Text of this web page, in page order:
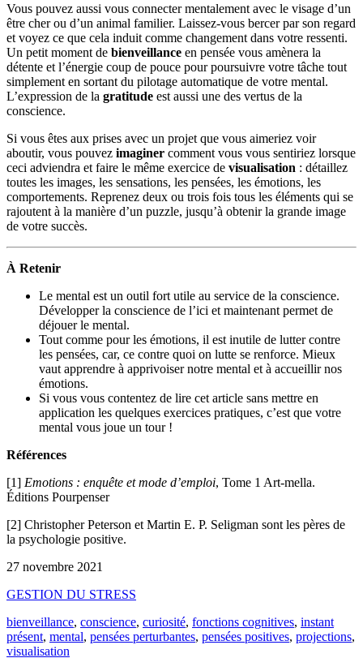
Vous pouvez aussi vous connecter mentalement avec le visage d’un
être cher ou d’un animal familier. Laissez-vous bercer par son regard
et voyez ce que cela induit comme changement dans votre ressenti.
Un petit moment de bienveillance en pensée vous amènera la
détente et l’énergie coup de pouce pour poursuivre votre tâche tout
simplement en sortant du pilotage automatique de votre mental.
L’expression de la gratitude est aussi une des vertus de la
conscience.
Si vous êtes aux prises avec un projet que vous aimeriez voir
aboutir, vous pouvez imaginer comment vous vous sentiriez lorsque
ceci adviendra et faire le même exercice de visualisation : détaillez
toutes les images, les sensations, les pensées, les émotions, les
comportements. Reprenez deux ou trois fois tous les éléments qui se
rajoutent à la manière d’un puzzle, jusqu’à obtenir la grande image
de votre succès.
À Retenir
Le mental est un outil fort utile au service de la conscience.
Développer la conscience de l’ici et maintenant permet de
déjouer le mental.
Tout comme pour les émotions, il est inutile de lutter contre
les pensées, car, ce contre quoi on lutte se renforce. Mieux
vaut apprendre à apprivoiser notre mental et à accueillir nos
émotions.
Si vous vous contentez de lire cet article sans mettre en
application les quelques exercices pratiques, c’est que votre
mental vous joue un tour !
Références
[1] Emotions : enquête et mode d’emploi, Tome 1 Art-mella.
Éditions Pourpenser
[2] Christopher Peterson et Martin E. P. Seligman sont les pères de
la psychologie positive.
27 novembre 2021
GESTION DU STRESS
bienveillance, conscience, curiosité, fonctions cognitives, instant
présent, mental, pensées perturbantes, pensées positives, projections,
visualisation